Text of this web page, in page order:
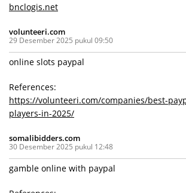
bnclogis.net
volunteeri.com
29 Desember 2025 pukul 09:50
online slots paypal
References:
https://volunteeri.com/companies/best-
players-in-2025/
somalibidders.com
30 Desember 2025 pukul 12:48
gamble online with paypal